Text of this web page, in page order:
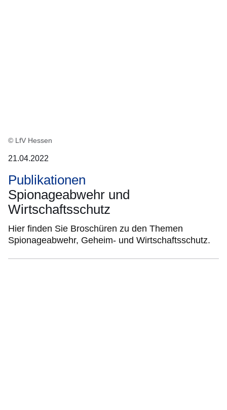
© LfV Hessen
21.04.2022
Publikationen
Spionageabwehr und
Wirtschaftsschutz
Hier finden Sie Broschüren zu den Themen
Spionageabwehr, Geheim- und Wirtschaftsschutz.